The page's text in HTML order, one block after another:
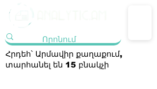
Հրդեհ՝ Արմավիր քաղաքում,
տարհանել են 15 բնակչի